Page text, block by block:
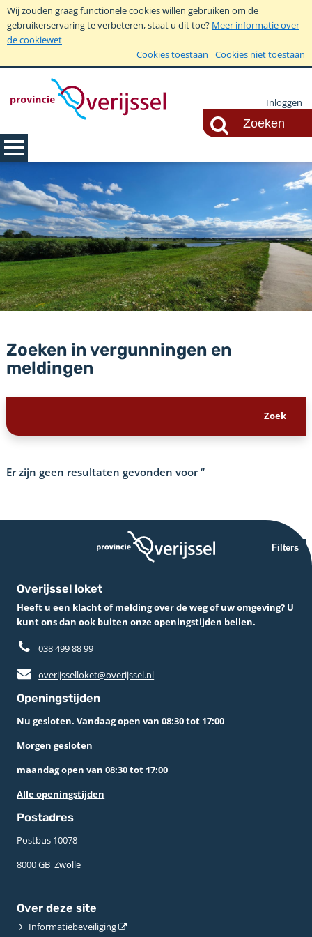
Wij zouden graag functionele cookies willen gebruiken om de
gebruikerservaring te verbeteren, staat u dit toe? Meer informatie over
de cookiewet
Cookies toestaan
Cookies niet toestaan
Inloggen
Zoeken in vergunningen en
meldingen
Er zijn geen resultaten gevonden voor‘’
Filters
Overijssel loket
Heeft u een klacht of melding over de weg of uw omgeving? U
kunt ons dan ook buiten onze openingstijden bellen.
038 499 88 99
overijsselloket@overijssel.nl
Openingstijden
Nu gesloten. Vandaag open van 08:30 tot 17:00
Morgen gesloten
maandag open van 08:30 tot 17:00
Alle openingstijden
Postadres
Postbus 10078 ­
8000 GB ­ Zwolle
Over deze site
Informatiebeveiliging